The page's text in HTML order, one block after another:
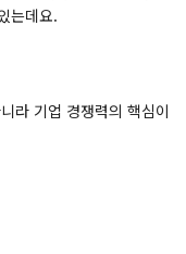
는데요.
라 기업 경쟁력의 핵심이